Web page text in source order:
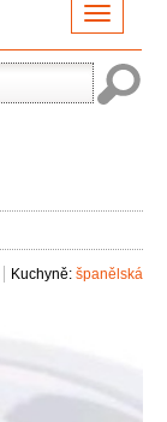
Kuchyně: španělská